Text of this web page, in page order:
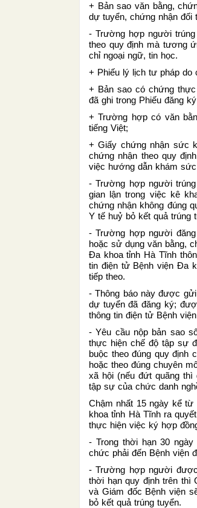
+ Bản sao văn bằng,
dự tuyển, chứng nhận đối
- Trường hợp người trúng
theo quy định mà tương
chỉ ngoại ngữ, tin học.
+ Phiếu lý lịch tư pháp do
+ Bản sao có chứng
đã ghi trong Phiếu đăng
+ Trường hợp có văn
tiếng Việt;
+ Giấy chứng nhận sức
chứng nhận theo quy
việc hướng dẫn khám
- Trường hợp người
gian lận trong việc kê
chứng nhận không đúng
Y tế huỷ bỏ kết quả trúng
- Trường hợp người
hoặc sử dụng văn bằng,
Đa khoa tỉnh Hà Tĩnh
tin điện tử Bệnh viện Đa
tiếp theo.
- Thông báo này được
dự tuyển đã đăng ký;
thông tin điện tử Bệnh
- Yêu cầu nộp bản sao
thực hiện chế độ tập sự
buộc theo đúng quy định
hoặc theo đúng chuyên
xã hội (nếu đứt quãng
tập sự của chức danh
Chậm nhất 15 ngày kể
khoa tỉnh Hà Tĩnh ra
thực hiện việc ký hợp
- Trong thời hạn 30
chức phải đến Bệnh viện
- Trường hợp người
thời hạn quy định trên thì
và Giám đốc Bệnh viện
bỏ kết quả trúng tuyển.